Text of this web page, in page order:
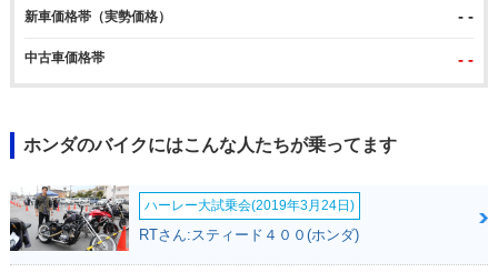
新車価格帯（実勢価格） - -
中古車価格帯 - -
ホンダのバイクにはこんな人たちが乗ってます
ハーレー大試乗会(2019年3月24日)
RTさん:スティード４００(ホンダ)